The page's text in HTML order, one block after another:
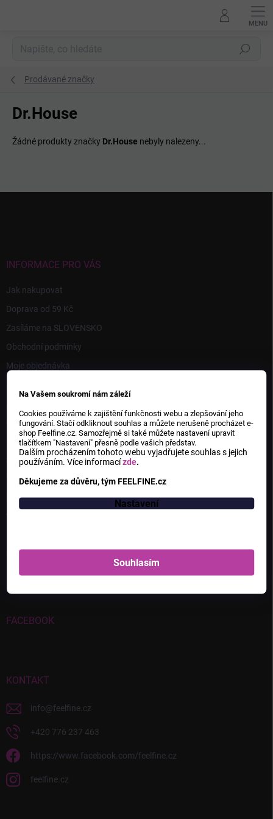
Na Vašem soukromí nám záleží
Cookies používáme k zajištění funkčnosti webu a zlepšování jeho
fungování. Stačí odkliknout souhlas a můžete nerušeně procházet e-
shop Feelfine.cz. Samozřejmě si také můžete nastavení upravit
tlačítkem "Nastavení" přesně podle vašich představ.
Dalším procházením tohoto webu vyjadřujete souhlas s jejich
používáním.Více informacízde.
Děkujeme za důvěru, tým FEELFINE.cz
Nastavení
Souhlasím
Hledat
Prodávané značky
Dr.House
Žádné produkty značky Dr.House nebyly nalezeny...
INFORMACE PRO VÁS
Jak nakupovat
Doprava od 59 Kč
Zasíláme na SLOVENSKO
Obchodní podmínky
Moje objednávka
Cookie
Formuláře
SENIOR PAS Brno
Kdo jsme
Kde nás najdete
PŘIJÍMÁME ONLINE PLATBY
FACEBOOK
KONTAKT
info@feelfine.cz
+420 776 237 463
https://www.facebook.com/feelfine.cz
feelfine.cz